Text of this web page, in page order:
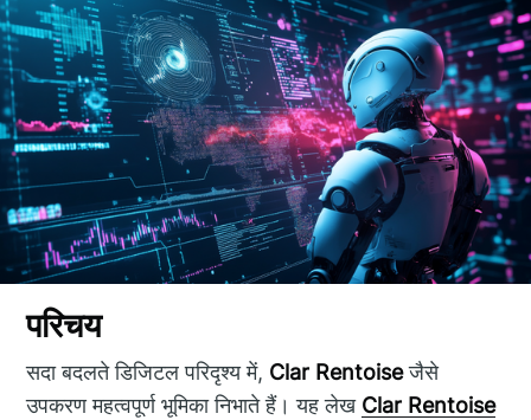
परिचय
सदा बदलते डिजिटल परिदृश्य में, Clar Rentoiseजैसे
उपकरण महत्वपूर्ण भूमिका निभाते हैं। यह लेख Clar Rentoise